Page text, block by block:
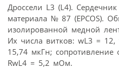
Дроссели L3 (L4).
материала № 87 (EPCOS).
изолированной медной
Их числа витков: wL3 = 12,
15,74 мкГн;
RwL4 = 5,2 мОм.